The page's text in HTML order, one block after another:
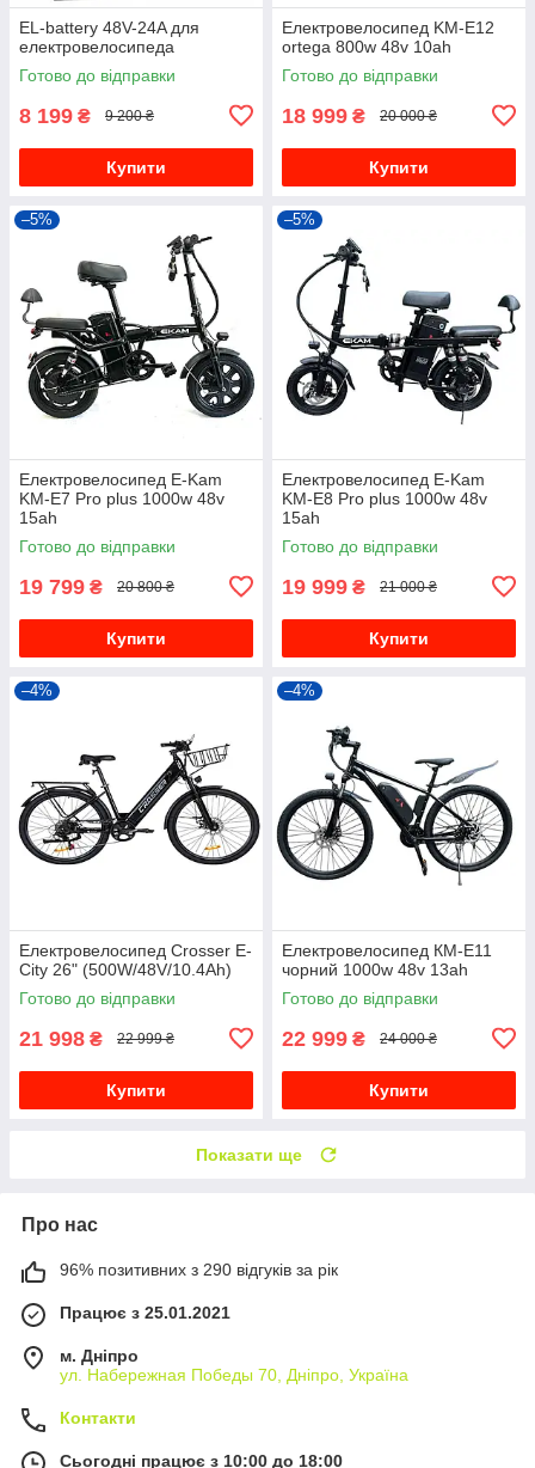
EL-battery 48V-24A для
електровелосипеда
Готово до відправки
8 199 ₴ 9 200 ₴
Купити
Електровелосипед KM-E12
ortega 800w 48v 10ah
Готово до відправки
18 999 ₴ 20 000 ₴
Купити
–5%
Електровелосипед E-Kam
KM-E7 Pro plus 1000w 48v
15ah
Готово до відправки
19 799 ₴ 20 800 ₴
Купити
–5%
Електровелосипед E-Kam
KM-E8 Pro plus 1000w 48v
15ah
Готово до відправки
19 999 ₴ 21 000 ₴
Купити
–4%
Електровелосипед Crosser E-
City 26" (500W/48V/10.4Ah)
Готово до відправки
21 998 ₴ 22 999 ₴
Купити
–4%
Електровелосипед КМ-Е11
чорний 1000w 48v 13ah
Готово до відправки
22 999 ₴ 24 000 ₴
Купити
Показати ще
Про нас
96% позитивних з 290 відгуків за рік
Працює з 25.01.2021
м. Дніпро
ул. Набережная Победы 70, Дніпро, Україна
Контакти
Сьогодні працює з 10:00 до 18:00